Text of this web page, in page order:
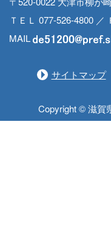
ＴＥＬ 077-526-4800 ／
MAIL
サイトマップ
Copyright © 滋賀